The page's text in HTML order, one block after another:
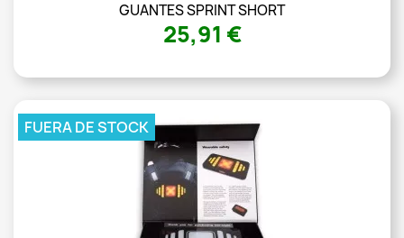
GUANTES SPRINT SHORT
25,91 €
FUERA DE STOCK